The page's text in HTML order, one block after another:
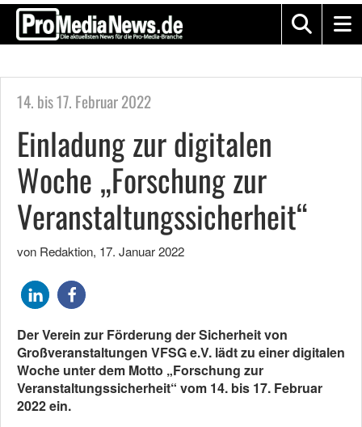
14. bis 17. Februar 2022
Einladung zur digitalen
Woche „Forschung zur
Veranstaltungssicherheit“
von Redaktion, 17. Januar 2022
Der Verein zur Förderung der Sicherheit von
Großveranstaltungen VFSG e.V. lädt zu einer digitalen
Woche unter dem Motto „Forschung zur
Veranstaltungssicherheit“ vom 14. bis 17. Februar
2022 ein.